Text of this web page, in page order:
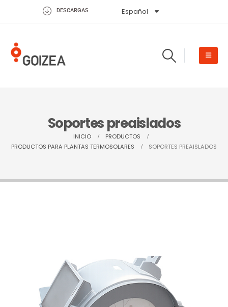
DESCARGAS Español
English
Soportes preaislados
INICIO
PRODUCTOS
PRODUCTOS PARA PLANTAS TERMOSOLARES
SOPORTES PREAISLADOS